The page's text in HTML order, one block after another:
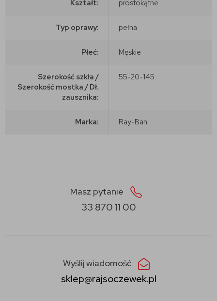
Kształt: prostokątne
Typ oprawy: pełna
Płeć: Męskie
Szerokość szkła /
Szerokość mostka / Dł.
zausznika:
55-20-145
Marka: Ray-Ban
Masz pytanie
33 870 11 00
Wyślij wiadomość
sklep@rajsoczewek.pl